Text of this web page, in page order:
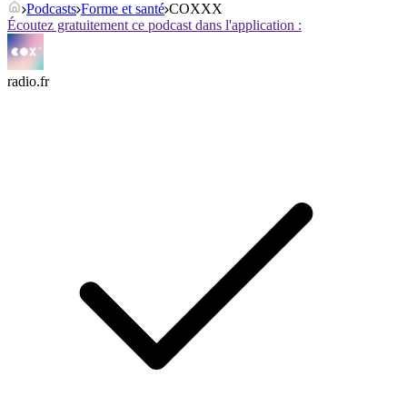
Podcasts Forme et santé COXXX
Écoutez gratuitement ce podcast dans l'application :
radio.fr